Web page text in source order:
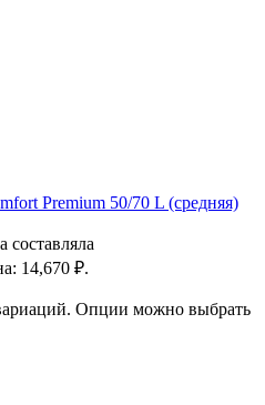
Premium 50/70 L (средняя)
составляла
14,670 ₽.
Опции можно выбрать